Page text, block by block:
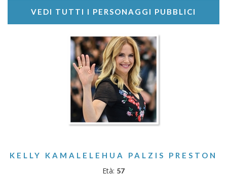
VEDI TUTTI I PERSONAGGI PUBBLICI
KELLY KAMALELEHUA PALZIS PRESTON
Età: 57